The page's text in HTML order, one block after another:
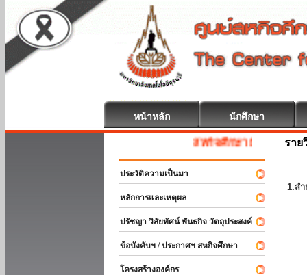
หน้าหลัก นักศึกษา
สหกิจศึกษา ยินดีต้อนรับ
ประวัติความเป็นมา
หลักการและเหตุผล
ปรัชญา วิสัยทัศน์ พันธกิจ วัตถุประสงค์
ข้อบังคับฯ / ประกาศฯ สหกิจศึกษา
โครงสร้างองค์กร
ราย
1.ส